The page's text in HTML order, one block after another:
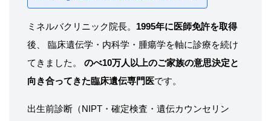
ミネルバクリニック院長。 1995年に医師免許を取得
後、 臨床遺伝学・内科学・腫瘍学を軸に診療を続け
てきました。 のべ10万人以上のご家族の意思決定と
向き合ってきた臨床遺伝専門医です。
出生前診断（NIPT・確定検査・遺伝カウンセリン